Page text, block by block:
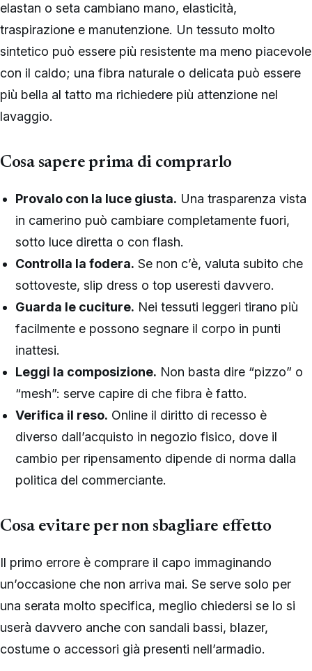
elastan o seta cambiano mano, elasticità,
traspirazione e manutenzione. Un tessuto molto
sintetico può essere più resistente ma meno piacevole
con il caldo; una fibra naturale o delicata può essere
più bella al tatto ma richiedere più attenzione nel
lavaggio.
Cosa sapere prima di comprarlo
Provalo con la luce giusta. Una trasparenza vista
in camerino può cambiare completamente fuori,
sotto luce diretta o con flash.
Controlla la fodera. Se non c’è, valuta subito che
sottoveste, slip dress o top useresti davvero.
Guarda le cuciture. Nei tessuti leggeri tirano più
facilmente e possono segnare il corpo in punti
inattesi.
Leggi la composizione. Non basta dire “pizzo” o
“mesh”: serve capire di che fibra è fatto.
Verifica il reso. Online il diritto di recesso è
diverso dall’acquisto in negozio fisico, dove il
cambio per ripensamento dipende di norma dalla
politica del commerciante.
Cosa evitare per non sbagliare effetto
Il primo errore è comprare il capo immaginando
un’occasione che non arriva mai. Se serve solo per
una serata molto specifica, meglio chiedersi se lo si
userà davvero anche con sandali bassi, blazer,
costume o accessori già presenti nell’armadio.